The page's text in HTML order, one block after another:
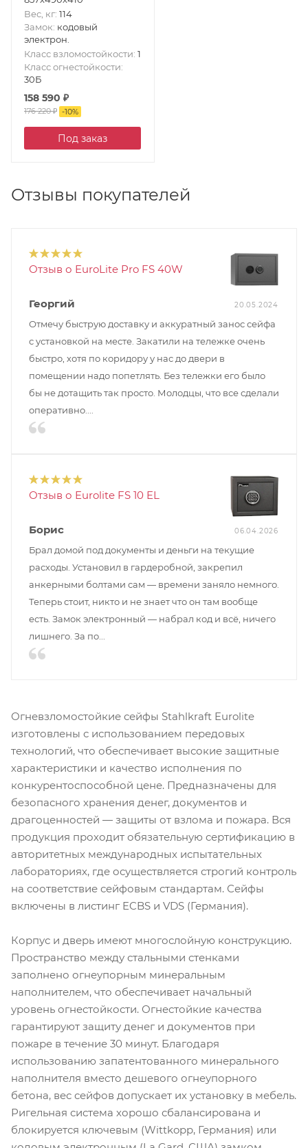
Вес, кг: 114
Замок: кодовый
электрон.
Класс взломостойкости: 1
Класс огнестойкости:
30Б
158 590 ₽
176 220₽ -10%
Под заказ
Отзывы покупателей
Отзыв о EuroLite Pro FS 40W
20.05.2024
Георгий
Отмечу быструю доставку и аккуратный занос сейфа
с установкой на месте. Закатили на тележке очень
быстро, хотя по коридору у нас до двери в
помещении надо попетлять. Без тележки его было
бы не дотащить так просто. Молодцы, что все сделали
оперативно....
Отзыв о Eurolite FS 10 EL
06.04.2026
Борис
Брал домой под документы и деньги на текущие
расходы. Установил в гардеробной, закрепил
анкерными болтами сам — времени заняло немного.
Теперь стоит, никто и не знает что он там вообще
есть. Замок электронный — набрал код и всё, ничего
лишнего. За по...
Огневзломостойкие сейфы Stahlkraft Eurolite
изготовлены с использованием передовых
технологий, что обеспечивает высокие защитные
характеристики и качество исполнения по
конкурентоспособной цене. Предназначены для
безопасного хранения денег, документов и
драгоценностей — защиты от взлома и пожара. Вся
продукция проходит обязательную сертификацию в
авторитетных международных испытательных
лабораториях, где осуществляется строгий контроль
на соответствие сейфовым стандартам. Сейфы
включены в листинг ECBS и VDS (Германия).
Корпус и дверь имеют многослойную конструкцию.
Пространство между стальными стенками
заполнено огнеупорным минеральным
наполнителем, что обеспечивает начальный
уровень огнестойкости. Огнестойкие качества
гарантируют защиту денег и документов при
пожаре в течение 30 минут. Благодаря
использованию запатентованного минерального
наполнителя вместо дешевого огнеупорного
бетона, вес сейфов допускает их установку в мебель.
Ригельная система хорошо сбалансирована и
блокируется ключевым (Wittkopp, Германия) или